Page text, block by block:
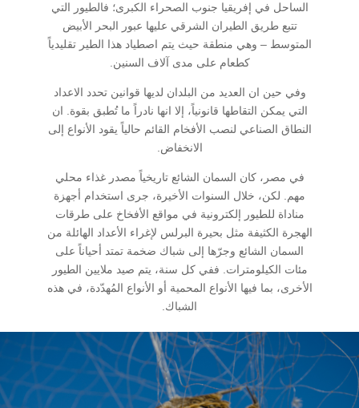
الساحل في إفريقيا جنوب الصحراء الكبرى؛ فالطيور التي
تتبع طريق الطيران الشرقي عليها عبور البحر الأبيض
المتوسط – وهي منطقة حيث يتم اصطياد هذا الطير تقليدياً
كطعام على مدى آلاف السنين.
وفي حين ان العديد من البلدان لديها قوانين تحدد الاعداد
التي يمكن التقاطها قانونياً، إلا انها نادراً ما تُطبق بقوة. ان
النطاق الصناعي لنصب الأفخام القائم حالياً يقود الأنواع إلى
الانخفاض.
في مصر، كان السمان الشائع تاريخياً مصدر غذاء محلي
مهم. لكن، خلال السنوات الأخيرة، جرى استخدام أجهزة
مناداة للطيور إلكترونية في مواقع الأفخاخ على طرقات
الهجرة الكثيفة مثل بحيرة البرلس لإغراء الأعداد الهائلة من
السمان الشائع وجرّها إلى شباك ضخمة تمتد أحياناً على
مئات الكيلومترات. ففي كل سنة، يتم صيد ملايين الطيور
الأخرى، بما فيها الأنواع المحمية أو الأنواع المُهدّدة، في هذه
الشباك.